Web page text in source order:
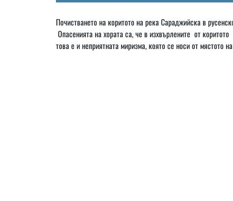
Почистването на коритото на река Сараджийска в
Опасенията на хората са, че в изхвърлените от
това е и неприятната миризма, която се носи от мястото